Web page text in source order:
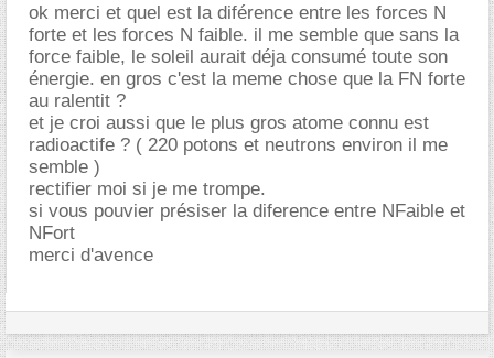
ok merci et quel est la diférence entre les forces N
forte et les forces N faible. il me semble que sans la
force faible, le soleil aurait déja consumé toute son
énergie. en gros c'est la meme chose que la FN forte
au ralentit ?
et je croi aussi que le plus gros atome connu est
radioactife ? ( 220 potons et neutrons environ il me
semble )
rectifier moi si je me trompe.
si vous pouvier présiser la diference entre NFaible et
NFort
merci d'avence